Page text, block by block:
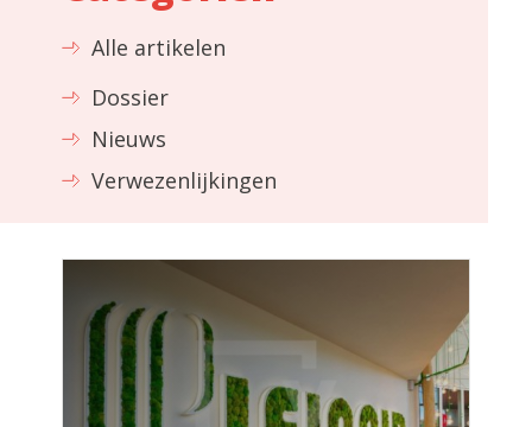
Alle artikelen
Dossier
Nieuws
Verwezenlijkingen